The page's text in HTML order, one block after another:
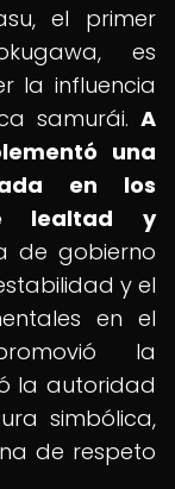
el primer
es
la influencia
samurái. A
una
en los
lealtad y
de gobierno
y el
en el
la
la autoridad
simbólica,
de respeto